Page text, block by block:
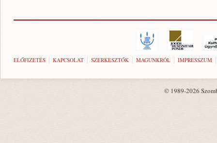
ELŐFIZETÉS KAPCSOLAT SZERKESZTŐK MAGUNKRÓL IMPRESSZUM
© 1989-2026